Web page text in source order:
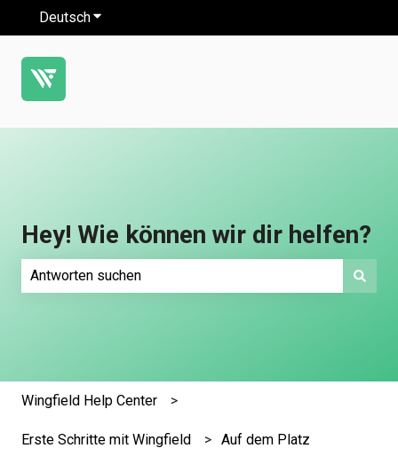
DeutschUntermenü für Übersetzungen anzeigen
Hey! Wie können wir dir helfen?
Wingfield Help Center
Erste Schritte mit Wingfield Auf dem Platz